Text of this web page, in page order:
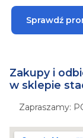
Sprawdź
Zakupy i
w sklepie
Zapraszamy: